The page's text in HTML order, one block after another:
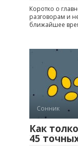
Коротко о
разговорам и
ближайшее
Сонник
Как
45